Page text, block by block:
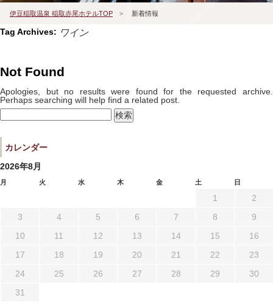
宿泊予約
reservation
伊豆稲取温泉 稲取赤尾ホテルTOP > 新着情報
Tag Archives: ワイン
Not Found
Apologies, but no results were found for the requested archive.
Perhaps searching will help find a related post.
索:
カレンダー
2026年8月
月 火 水 木 金 土 日
1
2
3
4 5 6 7 8
9
10
11 12 13 14 15
16
17
18 19 20 21 22
23
24
25 26 27 28 29
30
31